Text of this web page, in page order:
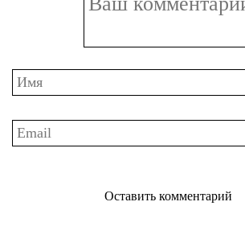
Оставить комментарий